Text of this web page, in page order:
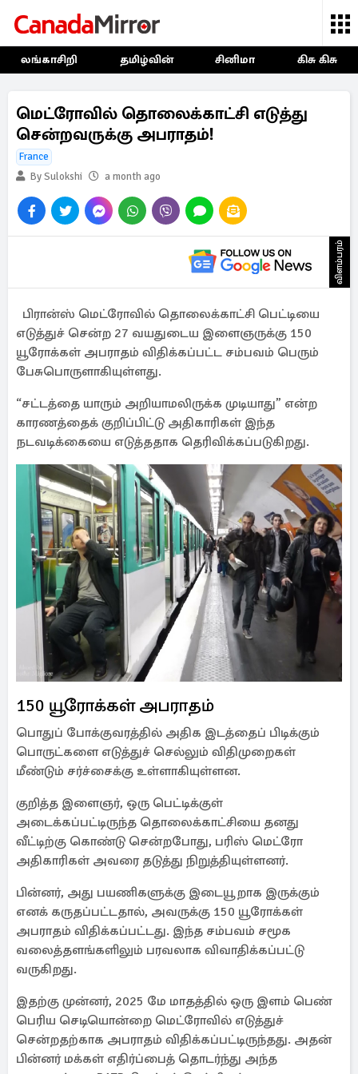
லங்காசிறி தமிழ்வின் சினிமா கிசு கிசு
மெட்ரோவில் தொலைக்காட்சி எடுத்து
சென்றவருக்கு அபராதம்!
France
By Sulokshi
a month ago
விளம்பரம்
பிரான்ஸ் மெட்ரோவில் தொலைக்காட்சி பெட்டியை
எடுத்துச் சென்ற 27 வயதுடைய இளைஞருக்கு 150
யூரோக்கள் அபராதம் விதிக்கப்பட்ட சம்பவம் பெரும்
பேசுபொருளாகியுள்ளது.
“சட்டத்தை யாரும் அறியாமலிருக்க முடியாது” என்ற
காரணத்தைக் குறிப்பிட்டு அதிகாரிகள் இந்த
நடவடிக்கையை எடுத்ததாக தெரிவிக்கப்படுகிறது.
150 யூரோக்கள் அபராதம்
பொதுப் போக்குவரத்தில் அதிக இடத்தைப் பிடிக்கும்
பொருட்களை எடுத்துச் செல்லும் விதிமுறைகள்
மீண்டும் சர்ச்சைக்கு உள்ளாகியுள்ளன.
குறித்த இளைஞர், ஒரு பெட்டிக்குள்
அடைக்கப்பட்டிருந்த தொலைக்காட்சியை தனது
வீட்டிற்கு கொண்டு சென்றபோது, பரிஸ் மெட்ரோ
அதிகாரிகள் அவரை தடுத்து நிறுத்தியுள்ளனர்.
பின்னர், அது பயணிகளுக்கு இடையூறாக இருக்கும்
எனக் கருதப்பட்டதால், அவருக்கு 150 யூரோக்கள்
அபராதம் விதிக்கப்பட்டது. இந்த சம்பவம் சமூக
வலைத்தளங்களிலும் பரவலாக விவாதிக்கப்பட்டு
வருகிறது.
இதற்கு முன்னர், 2025 மே மாதத்தில் ஒரு இளம் பெண்
பெரிய செடியொன்றை மெட்ரோவில் எடுத்துச்
சென்றதற்காக அபராதம் விதிக்கப்பட்டிருந்தது. அதன்
பின்னர் மக்கள் எதிர்ப்பைத் தொடர்ந்து அந்த